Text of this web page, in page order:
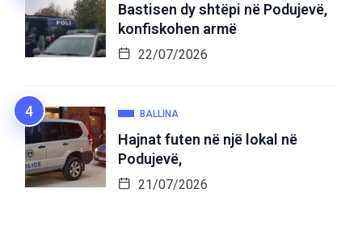
Bastisen dy shtëpi në Podujevë,
konfiskohen armë
22/07/2026
BALLINA
Hajnat futen në një lokal në
Podujevë,
21/07/2026